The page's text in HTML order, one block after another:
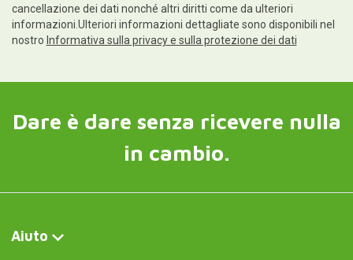
cancellazione dei dati nonché altri diritti come da ulteriori
informazioni.Ulteriori informazioni dettagliate sono disponibili nel
nostro Informativa sulla privacy e sulla protezione dei dati
Dare è dare senza ricevere nulla
in cambio.
Aiuto